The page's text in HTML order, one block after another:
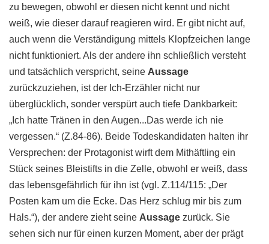
zu bewegen, obwohl er diesen nicht kennt und nicht
weiß, wie dieser darauf reagieren wird. Er gibt nicht auf,
auch wenn die Verständigung mittels Klopfzeichen lange
nicht funktioniert. Als der andere ihn schließlich versteht
und tatsächlich verspricht, seine Aussage
zurückzuziehen, ist der Ich-Erzähler nicht nur
überglücklich, sonder verspürt auch tiefe Dankbarkeit:
„Ich hatte Tränen in den Augen...Das werde ich nie
vergessen.“ (Z.84-86). Beide Todeskandidaten halten ihr
Versprechen: der Protagonist wirft dem Mithäftling ein
Stück seines Bleistifts in die Zelle, obwohl er weiß, dass
das lebensgefährlich für ihn ist (vgl. Z.114/115: „Der
Posten kam um die Ecke. Das Herz schlug mir bis zum
Hals.“), der andere zieht seine Aussage zurück. Sie
sehen sich nur für einen kurzen Moment, aber der prägt